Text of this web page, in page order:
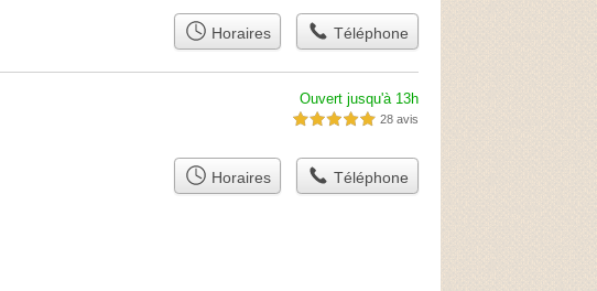
Horaires Téléphone
Ouvert jusqu'à 13h
5,0 étoiles sur 5 28 avis
Horaires Téléphone